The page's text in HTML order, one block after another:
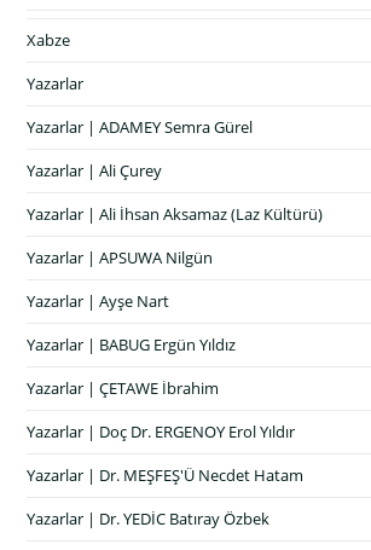
Xabze
Yazarlar
Yazarlar | ADAMEY Semra Gürel
Yazarlar | Ali Çurey
Yazarlar | Ali İhsan Aksamaz (Laz Kültürü)
Yazarlar | APSUWA Nilgün
Yazarlar | Ayşe Nart
Yazarlar | BABUG Ergün Yıldız
Yazarlar | ÇETAWE İbrahim
Yazarlar | Doç Dr. ERGENOY Erol Yıldır
Yazarlar | Dr. MEŞFEŞ'Ü Necdet Hatam
Yazarlar | Dr. YEDİC Batıray Özbek